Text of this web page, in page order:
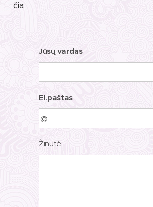
čia:
Jūsų vardas
El.paštas
Žinutė